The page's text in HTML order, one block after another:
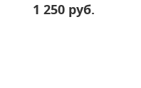
1 250 руб.